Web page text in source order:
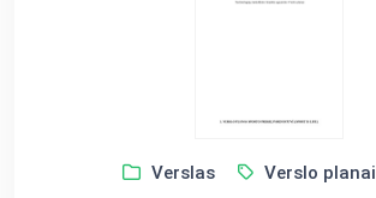
Verslas Verslo planai